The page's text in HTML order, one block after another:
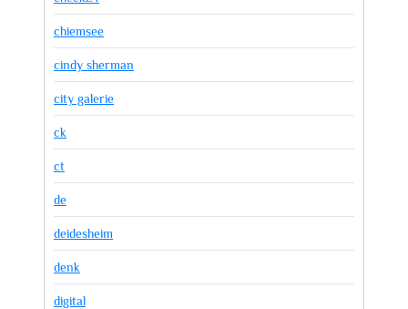
chiemsee
cindy sherman
city galerie
ck
ct
de
deidesheim
denk
digital